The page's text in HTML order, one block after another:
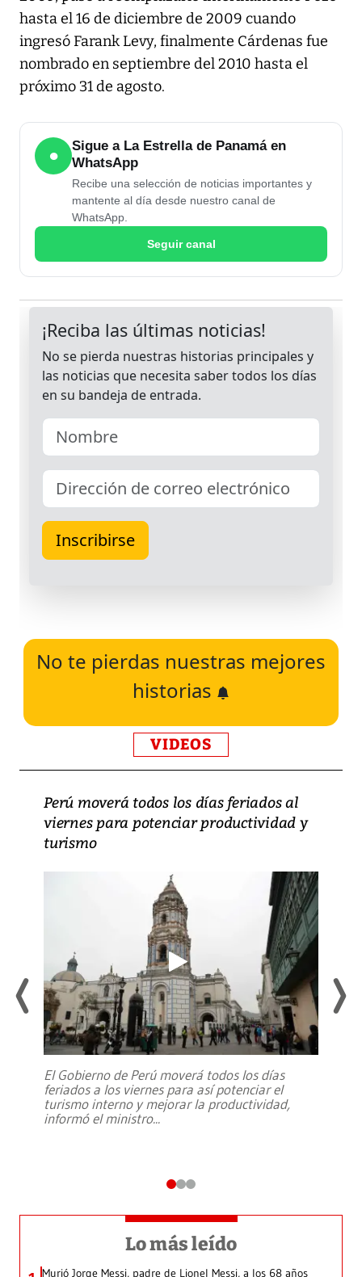
hasta el 16 de diciembre de 2009 cuando
ingresó Farank Levy, finalmente Cárdenas fue
nombrado en septiembre del 2010 hasta el
próximo 31 de agosto.
●
Sigue a La Estrella de Panamá en
WhatsApp
Recibe una selección de noticias importantes y
mantente al día desde nuestro canal de
WhatsApp.
Seguir canal
No te pierdas nuestras mejores
historias
VIDEOS
Perú moverá todos los días feriados al
viernes para potenciar productividad y
turismo
El Gobierno de Perú moverá todos los días
feriados a los viernes para así potenciar el
turismo interno y mejorar la productividad,
informó el ministro...
Lo más leído
Murió Jorge Messi, padre de Lionel Messi, a los 68 años